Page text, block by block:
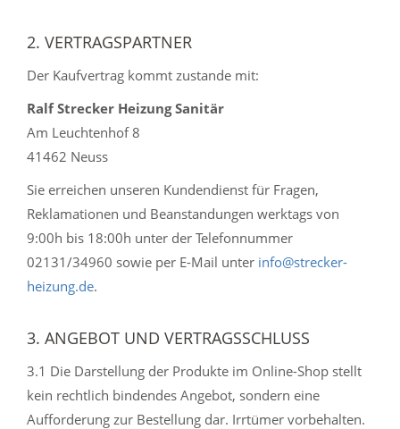
2. VERTRAGSPARTNER
Der Kaufvertrag kommt zustande mit:
Ralf Strecker Heizung Sanitär
Am Leuchtenhof 8
41462 Neuss
Sie erreichen unseren Kundendienst für Fragen,
Reklamationen und Beanstandungen werktags von
9:00h bis 18:00h unter der Telefonnummer
02131/34960 sowie per E-Mail unter info@strecker-
heizung.de.
3. ANGEBOT UND VERTRAGSSCHLUSS
3.1 Die Darstellung der Produkte im Online-Shop stellt
kein rechtlich bindendes Angebot, sondern eine
Aufforderung zur Bestellung dar. Irrtümer vorbehalten.